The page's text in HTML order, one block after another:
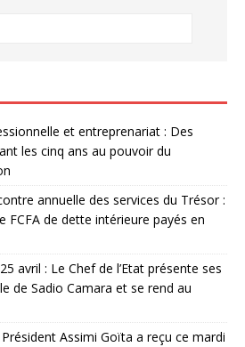
et entreprenariat : Des
les cinq ans au pouvoir du
annuelle des services du Trésor :
FCFA de dette intérieure payés en
avril : Le Chef de l’Etat présente ses
de Sadio Camara et se rend au
Assimi Goïta a reçu ce mardi